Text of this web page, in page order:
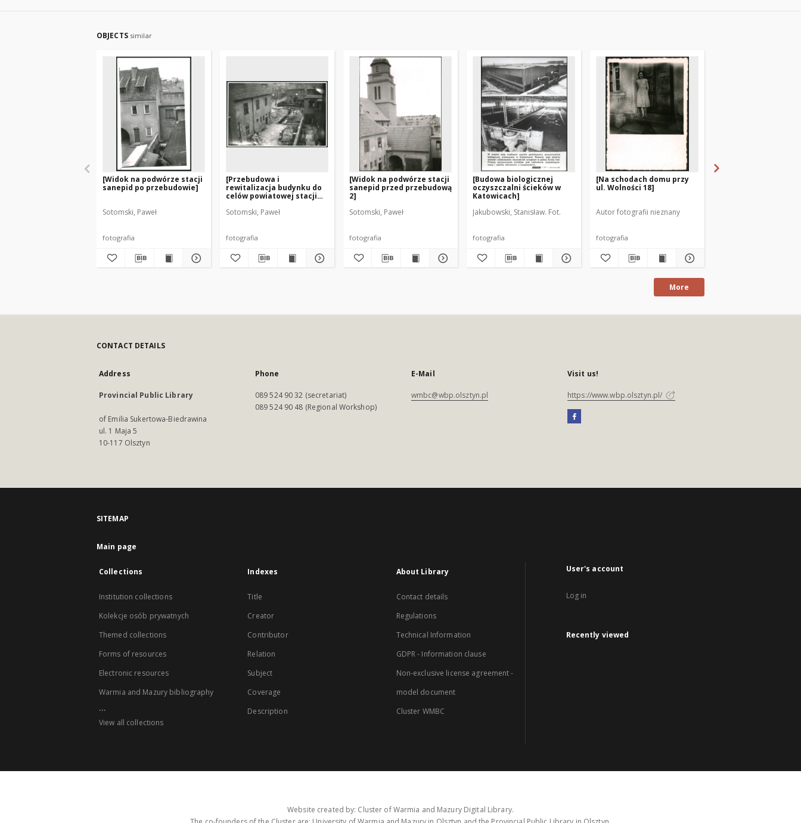
OBJECTS similar
[Widok na podwórze stacji
sanepid po przebudowie]
Sotomski, Paweł
fotografia
[Przebudowa i
rewitalizacja budynku do
celów powiatowej stacji
Sotomski, Paweł
fotografia
[Widok na podwórze stacji
sanepid przed przebudową
2]
Sotomski, Paweł
fotografia
[Budowa biologicznej
oczyszczalni ścieków w
Katowicach]
Jakubowski, Stanisław. Fot.
fotografia
[Na schodach domu przy
ul. Wolności 18]
Autor fotografii nieznany
fotografia
More
CONTACT DETAILS
Address
Provincial Public Library
of Emilia Sukertowa-Biedrawina
ul. 1 Maja 5
10-117 Olsztyn
Phone
089 524 90 32 (secretariat)
089 524 90 48 (Regional Workshop)
E-Mail
wmbc@wbp.olsztyn.pl
Visit us!
https://www.wbp.olsztyn.pl/
SITEMAP
Main page
Collections
Institution collections
Kolekcje osób prywatnych
Themed collections
Forms of resources
Electronic resources
Warmia and Mazury bibliography
...
View all collections
Indexes
Title
Creator
Contributor
Relation
Subject
Coverage
Description
About Library
Contact details
Regulations
Technical Information
GDPR - Information clause
Non-exclusive license agreement -
model document
Cluster WMBC
User's account
Log in
Recently viewed
Website created by: Cluster of Warmia and Mazury Digital Library.